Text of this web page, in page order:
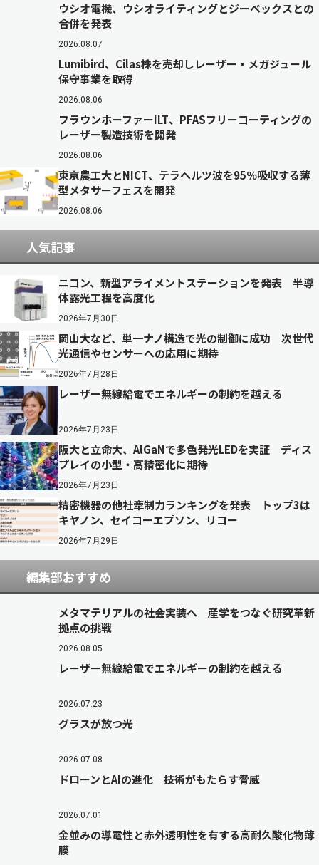
ウシオ電機、ウシオライティングとジーベックスとの
合併を発表
2026.08.07
Lumibird、Cilas株を売却しレーザー・メガジュール
保守事業を取得
2026.08.06
フラウンホーファーILT、PFASフリーコーティングの
レーザー製造技術を開発
2026.08.06
東京農工大とNICT、テラヘルツ波を95％吸収する薄
型メタサーフェスを開発
2026.08.06
人気記事
ニコン、新型アライメントステーションを発表 半導
体露光工程を高度化
2026年7月30日
岡山大など、単一ナノ構造で光の制御に成功 次世代
光通信やセンサーへの応用に期待
2026年7月28日
レーザー無線給電でエネルギーの制約を越える
2026年7月23日
阪大と立命大、AlGaNで多色発光LEDを実証 ディス
プレイの小型・高精密化に期待
2026年7月23日
精密機器の他社牽制力ランキングを発表 トップ3は
キヤノン、セイコーエプソン、リコー
2026年7月29日
編集部おすすめ
メタマテリアルの社会実装へ 産学をつなぐ研究革新
拠点の挑戦
2026.08.05
レーザー無線給電でエネルギーの制約を越える
2026.07.23
グラスが放つ光
2026.07.08
ドローンとAIの進化 技術がもたらす脅威
2026.07.01
金並みの導電性と赤外透明性を有する高耐久酸化物薄
膜